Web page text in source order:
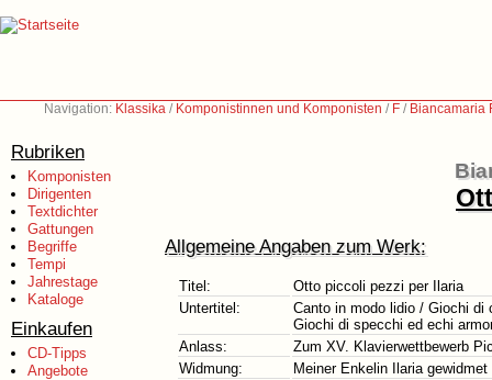
Navigation: Klassika / Komponistinnen und Komponisten / F / Biancamaria
Rubriken
Komponisten
Dirigenten
Textdichter
Gattungen
Begriffe
Tempi
Jahrestage
Kataloge
Einkaufen
CD-Tipps
Angebote
Allgemeine Angaben zum Werk:
Titel:
Otto piccoli pezzi per Ilaria
Untertitel:
Canto in modo lidio / Giochi
Giochi di specchi ed echi
Anlass:
Zum XV. Klavierwettbewerb
Widmung:
Meiner Enkelin Ilaria gewidmet